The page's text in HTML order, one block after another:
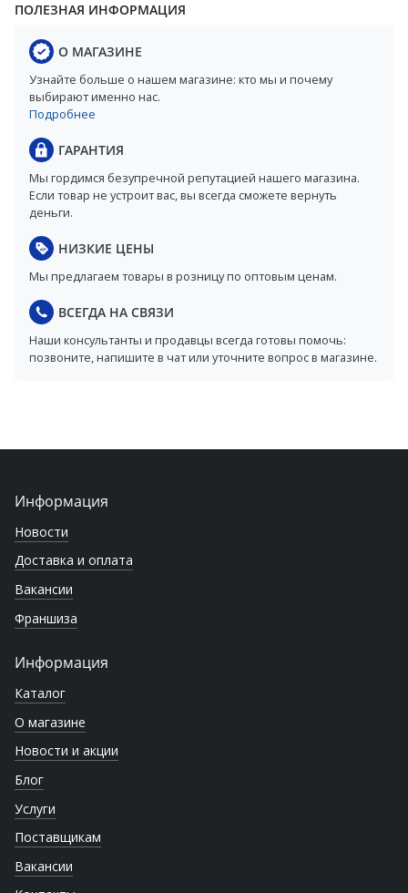
ПОЛЕЗНАЯ ИНФОРМАЦИЯ
О МАГАЗИНЕ
Узнайте больше о нашем магазине: кто мы и почему
выбирают именно нас.
Подробнее
ГАРАНТИЯ
Мы гордимся безупречной репутацией нашего магазина.
Если товар не устроит вас, вы всегда сможете вернуть
деньги.
НИЗКИЕ ЦЕНЫ
Мы предлагаем товары в розницу по оптовым ценам.
ВСЕГДА НА СВЯЗИ
Наши консультанты и продавцы всегда готовы помочь:
позвоните, напишите в чат или уточните вопрос в магазине.
Информация
Новости
Доставка и оплата
Вакансии
Франшиза
Информация
Каталог
О магазине
Новости и акции
Блог
Услуги
Поставщикам
Вакансии